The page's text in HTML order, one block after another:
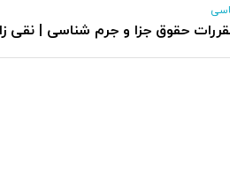
حقوق جزا و جرم شناسی | نقی